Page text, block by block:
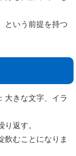
という前提を持つ
大きな文字、イラ
り返す。
飲むことになりま